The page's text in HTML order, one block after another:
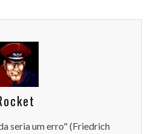
seria um erro" (Friedrich